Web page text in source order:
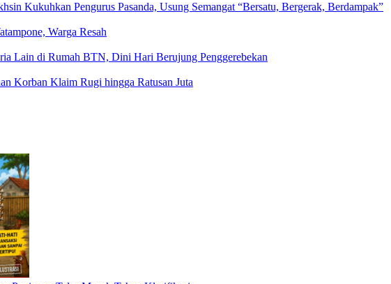
Kukuhkan Pengurus Pasanda, Usung Semangat “Bersatu, Bergerak, Berdampak”
Warga Resah
Lain di Rumah BTN, Dini Hari Berujung Penggerebekan
Korban Klaim Rugi hingga Ratusan Juta